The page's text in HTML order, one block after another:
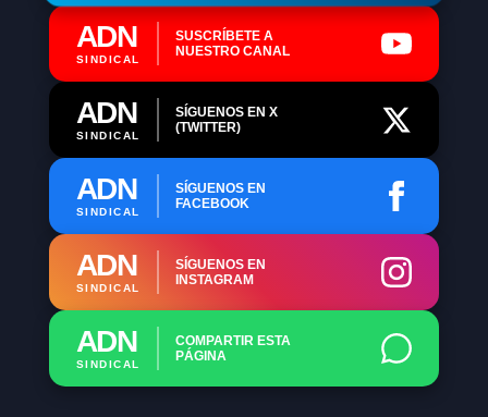
ADN
SINDICAL
SUSCRÍBETE A
NUESTRO CANAL
ADN
SINDICAL
SÍGUENOS EN X
(TWITTER)
ADN
SINDICAL
SÍGUENOS EN
FACEBOOK
ADN
SINDICAL
SÍGUENOS EN
INSTAGRAM
ADN
SINDICAL
COMPARTIR ESTA
PÁGINA